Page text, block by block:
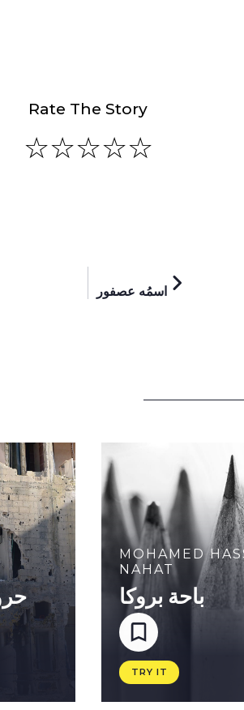
Rate The Story
اسمُه عصفور
MOHAMED
NAHAT
باحة بروكا
TRY IT